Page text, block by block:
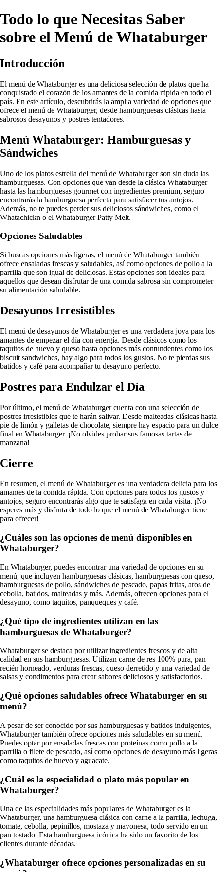
Todo lo que Necesitas Saber
sobre el Menú de Whataburger
Introducción
El menú de Whataburger es una deliciosa selección de platos que ha
conquistado el corazón de los amantes de la comida rápida en todo el
país. En este artículo, descubrirás la amplia variedad de opciones que
ofrece el menú de Whataburger, desde hamburguesas clásicas hasta
sabrosos desayunos y postres tentadores.
Menú Whataburger: Hamburguesas y
Sándwiches
Uno de los platos estrella del menú de Whataburger son sin duda las
hamburguesas. Con opciones que van desde la clásica Whataburger
hasta las hamburguesas gourmet con ingredientes premium, seguro
encontrarás la hamburguesa perfecta para satisfacer tus antojos.
Además, no te puedes perder sus deliciosos sándwiches, como el
Whatachickn o el Whataburger Patty Melt.
Opciones Saludables
Si buscas opciones más ligeras, el menú de Whataburger también
ofrece ensaladas frescas y saludables, así como opciones de pollo a la
parrilla que son igual de deliciosas. Estas opciones son ideales para
aquellos que desean disfrutar de una comida sabrosa sin comprometer
su alimentación saludable.
Desayunos Irresistibles
El menú de desayunos de Whataburger es una verdadera joya para los
amantes de empezar el día con energía. Desde clásicos como los
taquitos de huevo y queso hasta opciones más contundentes como los
biscuit sandwiches, hay algo para todos los gustos. No te pierdas sus
batidos y café para acompañar tu desayuno perfecto.
Postres para Endulzar el Día
Por último, el menú de Whataburger cuenta con una selección de
postres irresistibles que te harán salivar. Desde malteadas clásicas hasta
pie de limón y galletas de chocolate, siempre hay espacio para un dulce
final en Whataburger. ¡No olvides probar sus famosas tartas de
manzana!
Cierre
En resumen, el menú de Whataburger es una verdadera delicia para los
amantes de la comida rápida. Con opciones para todos los gustos y
antojos, seguro encontrarás algo que te satisfaga en cada visita. ¡No
esperes más y disfruta de todo lo que el menú de Whataburger tiene
para ofrecer!
¿Cuáles son las opciones de menú disponibles en
Whataburger?
En Whataburger, puedes encontrar una variedad de opciones en su
menú, que incluyen hamburguesas clásicas, hamburguesas con queso,
hamburguesas de pollo, sándwiches de pescado, papas fritas, aros de
cebolla, batidos, malteadas y más. Además, ofrecen opciones para el
desayuno, como taquitos, panqueques y café.
¿Qué tipo de ingredientes utilizan en las
hamburguesas de Whataburger?
Whataburger se destaca por utilizar ingredientes frescos y de alta
calidad en sus hamburguesas. Utilizan carne de res 100% pura, pan
recién horneado, verduras frescas, queso derretido y una variedad de
salsas y condimentos para crear sabores deliciosos y satisfactorios.
¿Qué opciones saludables ofrece Whataburger en su
menú?
A pesar de ser conocido por sus hamburguesas y batidos indulgentes,
Whataburger también ofrece opciones más saludables en su menú.
Puedes optar por ensaladas frescas con proteínas como pollo a la
parrilla o filete de pescado, así como opciones de desayuno más ligeras
como taquitos de huevo y aguacate.
¿Cuál es la especialidad o plato más popular en
Whataburger?
Una de las especialidades más populares de Whataburger es la
Whataburger, una hamburguesa clásica con carne a la parrilla, lechuga,
tomate, cebolla, pepinillos, mostaza y mayonesa, todo servido en un
pan tostado. Esta hamburguesa icónica ha sido un favorito de los
clientes durante décadas.
¿Whataburger ofrece opciones personalizadas en su